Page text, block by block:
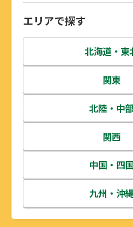
エリアで探す
北海道・東
北海道
青森県
岩手県
宮城県
秋田県
山形県
関東
茨城県
栃木県
群馬県
埼玉県
千葉県
北陸・中
新潟県
富山県
石川県
福井県
関西
三重県
滋賀県
京都府
中国・四
鳥取県
島根県
九州・沖
福岡県